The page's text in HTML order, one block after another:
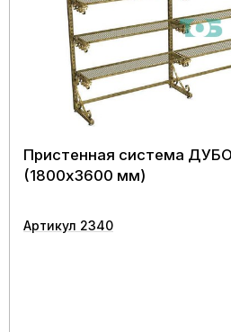
Пристенная система
(1800х3600 мм)
Артикул 2340